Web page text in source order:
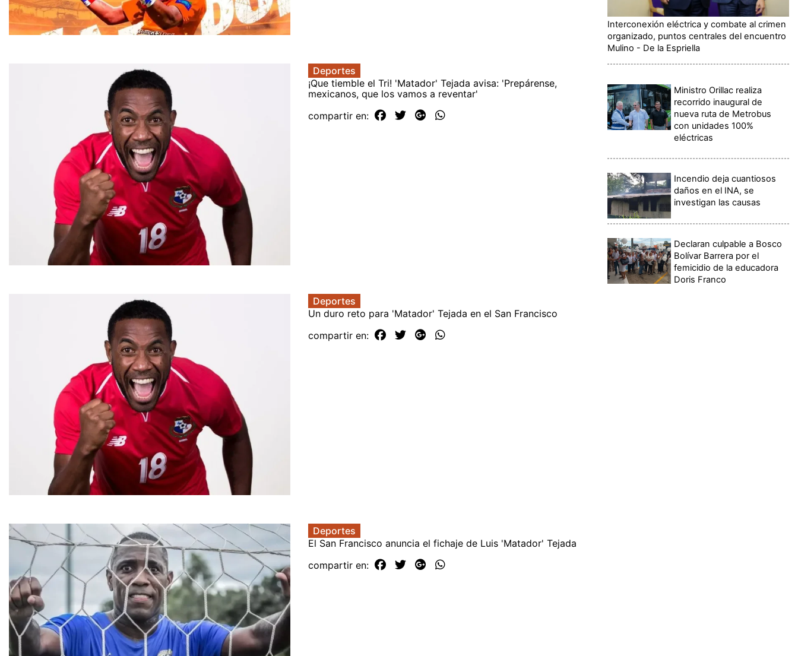
Deportes
¡Que tiemble el Tri! 'Matador' Tejada avisa: 'Prepárense,
mexicanos, que los vamos a reventar'
compartir en:
Deportes
Un duro reto para 'Matador' Tejada en el San Francisco
compartir en:
Deportes
El San Francisco anuncia el fichaje de Luis 'Matador' Tejada
compartir en:
Interconexión eléctrica y combate al crimen
organizado, puntos centrales del encuentro
Mulino - De la Espriella
Ministro Orillac realiza
recorrido inaugural de
nueva ruta de Metrobus
con unidades 100%
eléctricas
Incendio deja cuantiosos
daños en el INA, se
investigan las causas
Declaran culpable a Bosco
Bolívar Barrera por el
femicidio de la educadora
Doris Franco